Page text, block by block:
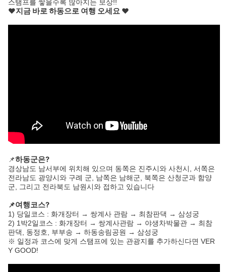
스탬프를 쌓을수록 많아지는 보상!!
♥지금 바로 하동으로 여행 오세요 ♥
📌하동군은?
경상남도 남서부에 위치해 있으며 동쪽은 진주시와 사천시, 서쪽은
전라남도 광양시와 구례 군, 남쪽은 남해군, 북쪽은 산청군과 함양
군, 그리고 전라북도 남원시와 접하고 있습니다
📌여행코스?
1) 당일코스 : 화개장터 → 쌍계사 관람 → 최참판댁 → 삼성궁
2) 1박2일코스 : 화개장터 → 쌍계사관람 → 야생차박물관 → 최참
판댁, 동정호, 부부송 → 하동송림공원 → 삼성궁
※ 일정과 코스에 맞게 스탬프에 있는 관광지를 추가하신다면 VER
Y GOOD!